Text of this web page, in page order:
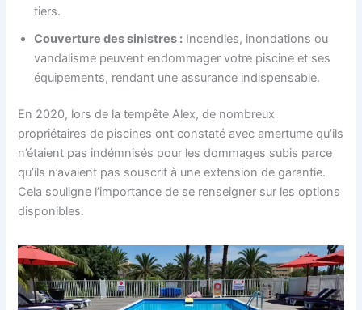
tiers.
Couverture des sinistres : Incendies, inondations ou
vandalisme peuvent endommager votre piscine et ses
équipements, rendant une assurance indispensable.
En 2020, lors de la tempête Alex, de nombreux
propriétaires de piscines ont constaté avec amertume qu’ils
n’étaient pas indémnisés pour les dommages subis parce
qu’ils n’avaient pas souscrit à une extension de garantie.
Cela souligne l’importance de se renseigner sur les options
disponibles.